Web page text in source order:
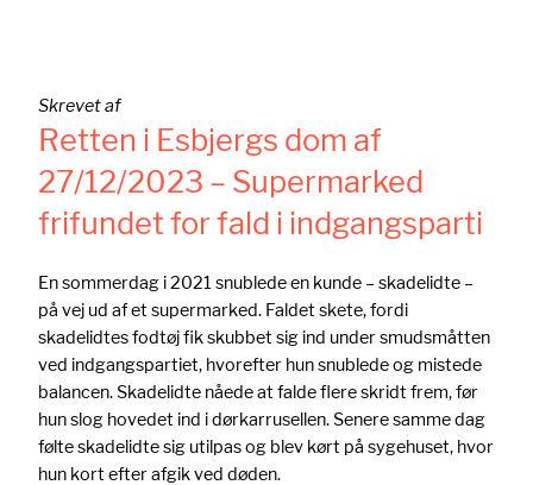
Skrevet af
Retten i Esbjergs dom af
27/12/2023 – Supermarked
frifundet for fald i indgangsparti
En sommerdag i 2021 snublede en kunde – skadelidte –
på vej ud af et supermarked. Faldet skete, fordi
skadelidtes fodtøj fik skubbet sig ind under smudsmåtten
ved indgangspartiet, hvorefter hun snublede og mistede
balancen. Skadelidte nåede at falde flere skridt frem, før
hun slog hovedet ind i dørkarrusellen. Senere samme dag
følte skadelidte sig utilpas og blev kørt på sygehuset, hvor
hun kort efter afgik ved døden.